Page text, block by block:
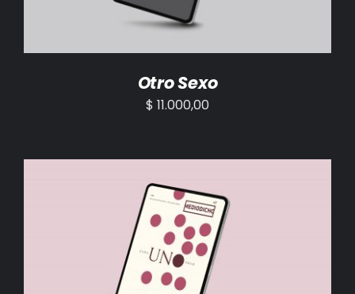
Otro Sexo
$ 11.000,00
AÑADIR AL CARRITO /